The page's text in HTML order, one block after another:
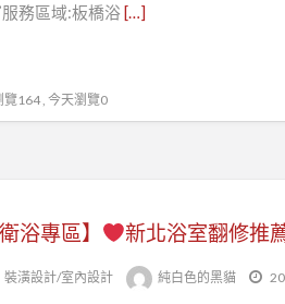
服務區域:板橋浴 […]
覽164 , 今天瀏覽0
衛浴專區】 新北浴室翻修推薦,新北浴室裝修推薦,浴室裝修推薦,衛浴整修,浴室裝修新北,浴室整修,浴室翻新,浴室翻修新北,浴室整修估價,浴室修繕新北,衛浴更新,衛浴翻新,衛浴裝修,衛浴翻修,浴室廚房翻修,浴室
裝潢設計/室內設計 純白色的黑貓